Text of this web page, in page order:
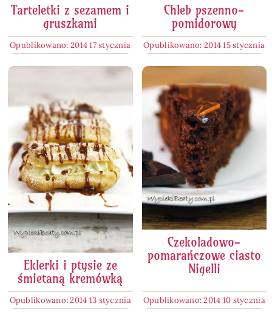
Tarteletki z sezamem i
gruszkami
Opublikowano: 2014 17 stycznia
Chleb pszenno-
pomidorowy
Opublikowano: 2014 15 stycznia
Eklerki i ptysie ze
śmietaną kremówką
Opublikowano: 2014 13 stycznia
Czekoladowo-
pomarańczowe ciasto
Nigelli
Opublikowano: 2014 10 stycznia